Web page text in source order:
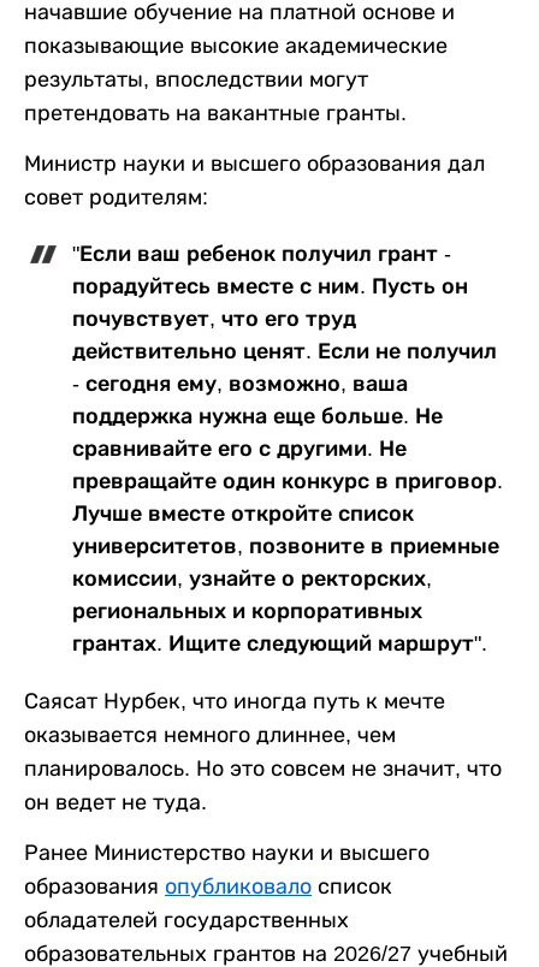
начавшие обучение на платной основе и
показывающие высокие академические
результаты, впоследствии могут
претендовать на вакантные гранты.
Министр науки и высшего образования дал
совет родителям:
"Если ваш ребенок получил грант -
порадуйтесь вместе с ним. Пусть он
почувствует, что его труд
действительно ценят. Если не получил
- сегодня ему, возможно, ваша
поддержка нужна еще больше. Не
сравнивайте его с другими. Не
превращайте один конкурс в приговор.
Лучше вместе откройте список
университетов, позвоните в приемные
комиссии, узнайте о ректорских,
региональных и корпоративных
грантах. Ищите следующий маршрут".
Саясат Нурбек, что иногда путь к мечте
оказывается немного длиннее, чем
планировалось. Но это совсем не значит, что
он ведет не туда.
Ранее Министерство науки и высшего
образования опубликовало список
обладателей государственных
образовательных грантов на 2026/27 учебный